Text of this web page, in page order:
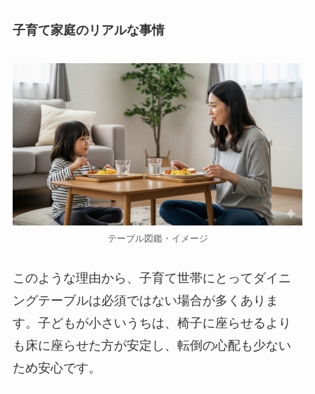
子育て家庭のリアルな事情
テーブル図鑑・イメージ
このような理由から、子育て世帯にとってダイニ
ングテーブルは必須ではない場合が多くありま
す。子どもが小さいうちは、椅子に座らせるより
も床に座らせた方が安定し、転倒の心配も少ない
ため安心です。